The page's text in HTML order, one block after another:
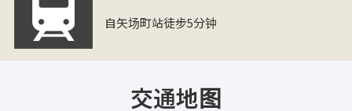
自矢场町站徒步5分钟
交通地图